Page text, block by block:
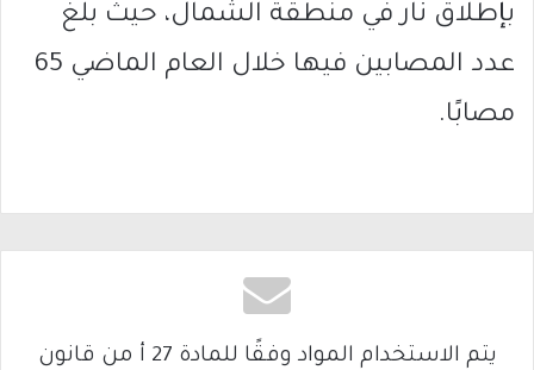
بإطلاق نار في منطقة الشمال، حيث بلغ
عدد المصابين فيها خلال العام الماضي 65
مصابًا.
يتم الاستخدام المواد وفقًا للمادة 27 أ من قانون